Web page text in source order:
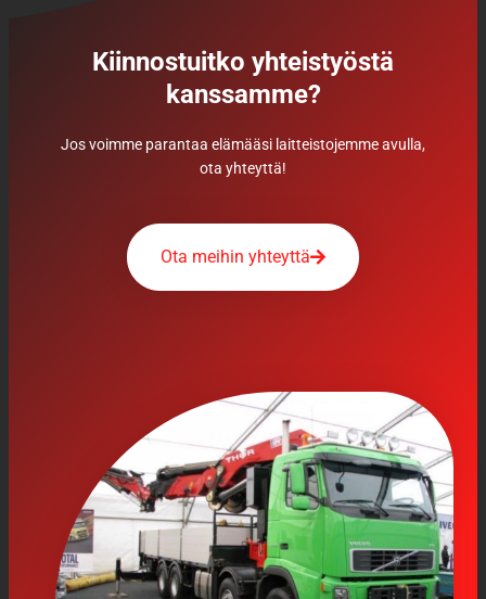
Kiinnostuitko yhteistyöstä
kanssamme?
Jos voimme parantaa elämääsi laitteistojemme avulla,
ota yhteyttä!
Ota meihin yhteyttä